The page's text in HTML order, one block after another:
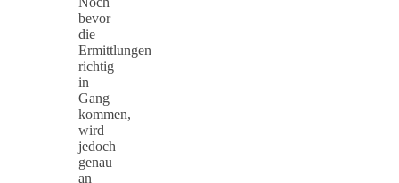
bevor
die
Ermittlungen
richtig
in
Gang
kommen,
wird
jedoch
genau
an